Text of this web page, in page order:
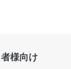
様向け